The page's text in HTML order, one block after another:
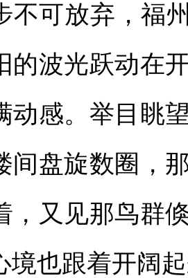
放弃，福州
的波光跃动在
动感。举目眺
间盘旋数圈，
，又见那鸟群
境也跟着开阔